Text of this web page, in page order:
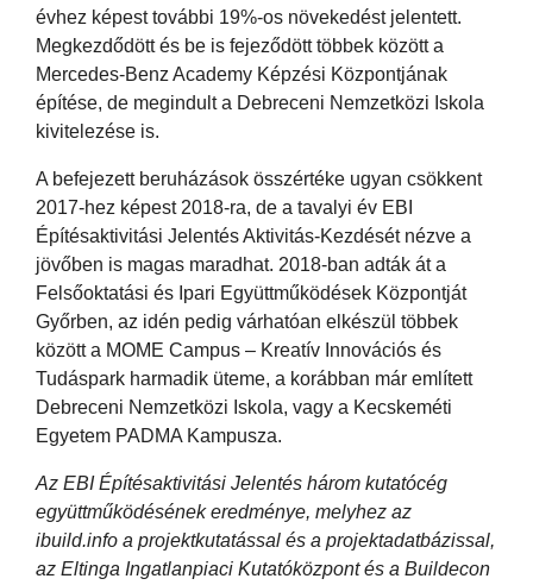
évhez képest további 19%-os növekedést jelentett.
Megkezdődött és be is fejeződött többek között a
Mercedes-Benz Academy Képzési Központjának
építése, de megindult a Debreceni Nemzetközi Iskola
kivitelezése is.
A befejezett beruházások összértéke ugyan csökkent
2017-hez képest 2018-ra, de a tavalyi év EBI
Építésaktivitási Jelentés Aktivitás-Kezdését nézve a
jövőben is magas maradhat. 2018-ban adták át a
Felsőoktatási és Ipari Együttműködések Központját
Győrben, az idén pedig várhatóan elkészül többek
között a MOME Campus – Kreatív Innovációs és
Tudáspark harmadik üteme, a korábban már említett
Debreceni Nemzetközi Iskola, vagy a Kecskeméti
Egyetem PADMA Kampusza.
Az EBI Építésaktivitási Jelentés három kutatócég
együttműködésének eredménye, melyhez az
ibuild.info a projektkutatással és a projektadatbázissal,
az Eltinga Ingatlanpiaci Kutatóközpont és a Buildecon